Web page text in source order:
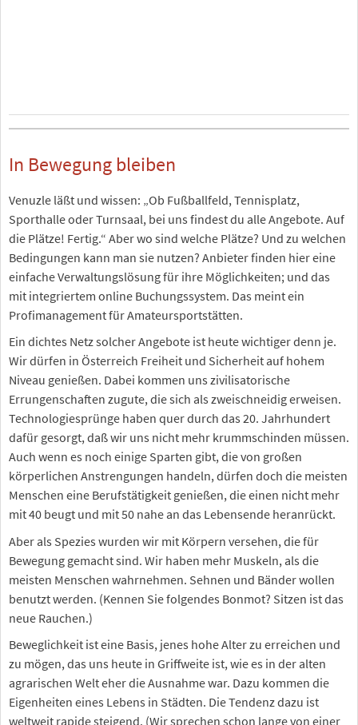
In Bewegung bleiben
Venuzle läßt und wissen: „Ob Fußballfeld, Tennisplatz,
Sporthalle oder Turnsaal, bei uns findest du alle Angebote. Auf
die Plätze! Fertig.“ Aber wo sind welche Plätze? Und zu welchen
Bedingungen kann man sie nutzen? Anbieter finden hier eine
einfache Verwaltungslösung für ihre Möglichkeiten; und das
mit integriertem online Buchungssystem. Das meint ein
Profimanagement für Amateursportstätten.
Ein dichtes Netz solcher Angebote ist heute wichtiger denn je.
Wir dürfen in Österreich Freiheit und Sicherheit auf hohem
Niveau genießen. Dabei kommen uns zivilisatorische
Errungenschaften zugute, die sich als zweischneidig erweisen.
Technologiesprünge haben quer durch das 20. Jahrhundert
dafür gesorgt, daß wir uns nicht mehr krummschinden müssen.
Auch wenn es noch einige Sparten gibt, die von großen
körperlichen Anstrengungen handeln, dürfen doch die meisten
Menschen eine Berufstätigkeit genießen, die einen nicht mehr
mit 40 beugt und mit 50 nahe an das Lebensende heranrückt.
Aber als Spezies wurden wir mit Körpern versehen, die für
Bewegung gemacht sind. Wir haben mehr Muskeln, als die
meisten Menschen wahrnehmen. Sehnen und Bänder wollen
benutzt werden. (Kennen Sie folgendes Bonmot? Sitzen ist das
neue Rauchen.)
Beweglichkeit ist eine Basis, jenes hohe Alter zu erreichen und
zu mögen, das uns heute in Griffweite ist, wie es in der alten
agrarischen Welt eher die Ausnahme war. Dazu kommen die
Eigenheiten eines Lebens in Städten. Die Tendenz dazu ist
weltweit rapide steigend. (Wir sprechen schon lange von einer